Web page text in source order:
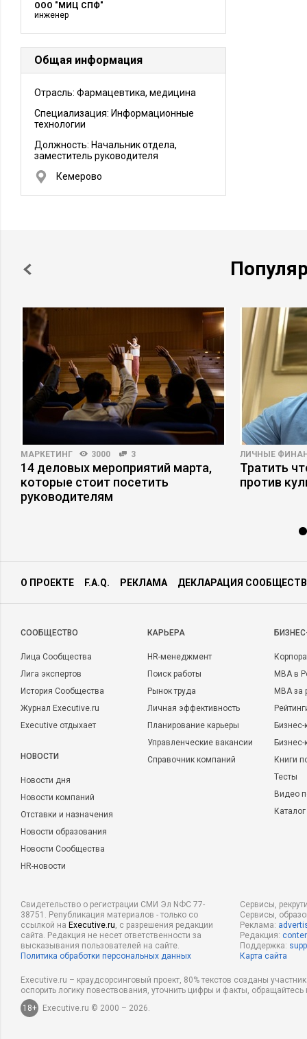
ООО "МИЦ СПФ"
инженер
Общая информация
Отрасль: Фармацевтика, медицина
Специализация: Информационные
технологии
Должность: Начальник отдела,
заместитель руководителя
Кемерово
МАРКЕТИНГ 3000 3
14 деловых мероприятий марта,
которые стоит посетить
руководителям
ЛИЧНЫЕ
Тратить
против
О ПРОЕКТЕ F.A.Q. РЕКЛАМА ДЕКЛАРАЦИЯ
CООБЩЕСТВО
Лица Сообщества
Лига экспертов
История Сообщества
Журнал Executive.ru
Executive отдыхает
НОВОСТИ
Новости дня
Новости компаний
Отставки и назначения
Новости образования
Новости Сообщества
HR-новости
КАРЬЕРА
HR-менеджмент
Поиск работы
Рынок труда
Личная эффективность
Планирование карьеры
Управленческие вакансии
Справочник компаний
MBA в
MBA
Бизнес-
Книги
Тесты
Видео
Свидетельство о регистрации СМИ Эл NФС 77-
38751. Републикация материалов - только со
ссылкой на Executive.ru, с разрешения редакции
сайта. Редакция не несет ответственности за
высказывания пользователей на сайте.
Политика обработки персональных данных
Сервисы,
Сервисы,
Реклама:
Редакция:
Поддержка:
Карта сайта
Executive.ru – краудсорсинговый проект, 80% текстов созданы
оспорить логику повествования, уточнить цифры и факты,
18+
Executive.ru © 2000 – 2026.